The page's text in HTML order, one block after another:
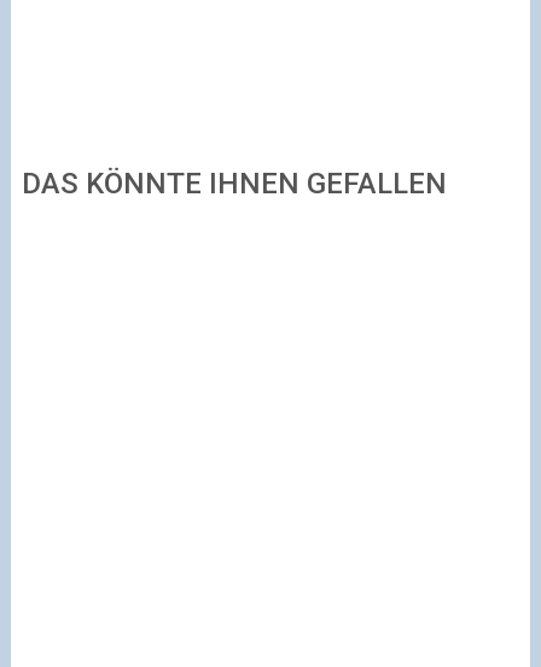
DAS KÖNNTE IHNEN GEFALLEN